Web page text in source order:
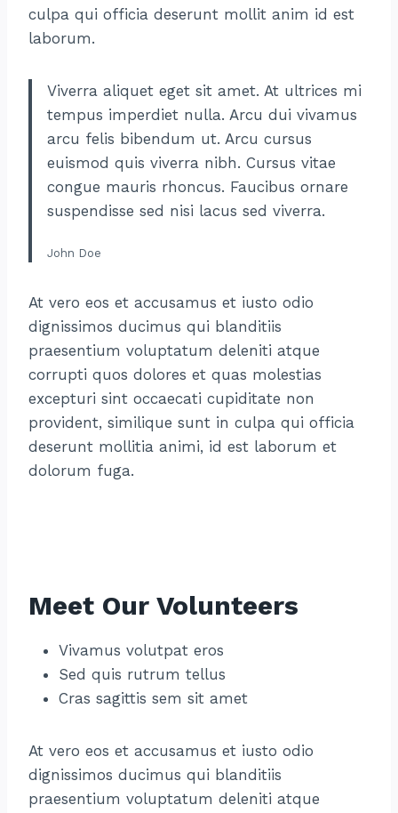
culpa qui officia deserunt mollit anim id est
laborum.
Viverra aliquet eget sit amet. At ultrices mi
tempus imperdiet nulla. Arcu dui vivamus
arcu felis bibendum ut. Arcu cursus
euismod quis viverra nibh. Cursus vitae
congue mauris rhoncus. Faucibus ornare
suspendisse sed nisi lacus sed viverra.
John Doe
At vero eos et accusamus et iusto odio
dignissimos ducimus qui blanditiis
praesentium voluptatum deleniti atque
corrupti quos dolores et quas molestias
excepturi sint occaecati cupiditate non
provident, similique sunt in culpa qui officia
deserunt mollitia animi, id est laborum et
dolorum fuga.
Meet Our Volunteers
Vivamus volutpat eros
Sed quis rutrum tellus
Cras sagittis sem sit amet
At vero eos et accusamus et iusto odio
dignissimos ducimus qui blanditiis
praesentium voluptatum deleniti atque